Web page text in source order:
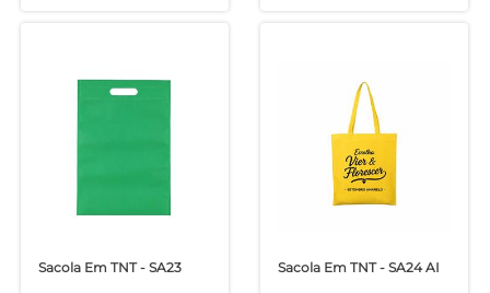
Sacola Em TNT - SA23 Sacola Em TNT - SA24 AI